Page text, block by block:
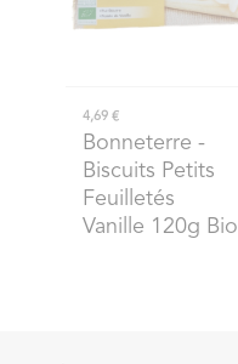
4,69 €
Bonneterre -
Biscuits Petits
Feuilletés
Vanille 120g Bio